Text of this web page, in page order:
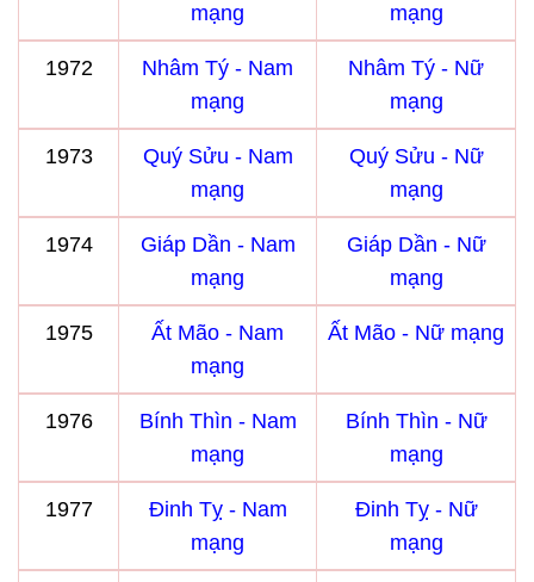
mạng
mạng
1972
Nhâm Tý - Nam
mạng
Nhâm Tý - Nữ
mạng
1973
Quý Sửu - Nam
mạng
Quý Sửu - Nữ
mạng
1974
Giáp Dần - Nam
mạng
Giáp Dần - Nữ
mạng
1975
Ất Mão - Nam
mạng
Ất Mão - Nữ mạng
1976
Bính Thìn - Nam
mạng
Bính Thìn - Nữ
mạng
1977
Đinh Tỵ - Nam
mạng
Đinh Tỵ - Nữ
mạng